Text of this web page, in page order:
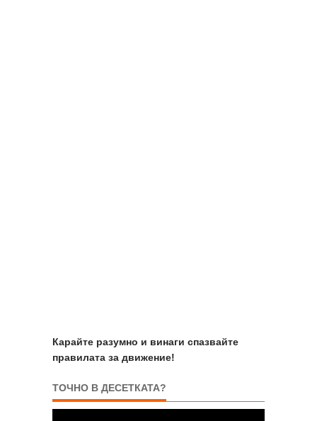
Карайте разумно и винаги спазвайте
правилата за движение!
ТОЧНО В ДЕСЕТКАТА?